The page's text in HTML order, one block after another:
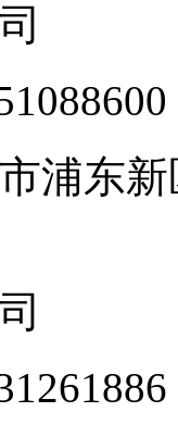
浦东新